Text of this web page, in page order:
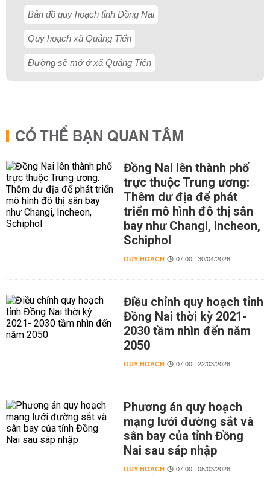
Bản đồ quy hoạch tỉnh Đồng Nai
Quy hoạch xã Quảng Tiến
Đường sẽ mở ở xã Quảng Tiến
CÓ THỂ BẠN QUAN TÂM
Đồng Nai lên thành phố
trực thuộc Trung ương:
Thêm dư địa để phát
triển mô hình đô thị sân
bay như Changi, Incheon,
Schiphol
QUY HOẠCH 07:00 | 30/04/2026
Điều chỉnh quy hoạch tỉnh
Đồng Nai thời kỳ 2021-
2030 tầm nhìn đến năm
2050
QUY HOẠCH 07:00 | 22/03/2026
Phương án quy hoạch
mạng lưới đường sắt và
sân bay của tỉnh Đồng
Nai sau sáp nhập
QUY HOẠCH 07:00 | 05/03/2026